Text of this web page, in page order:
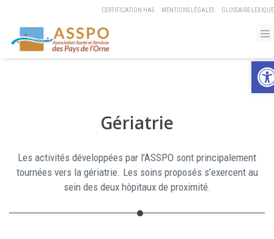
CERTIFICATION HAS MENTIONS LÉGALES GLOSSAIRE-LEXIQUE
Gériatrie
Les activités développées par l’ASSPO sont principalement
tournées vers la gériatrie. Les soins proposés s’exercent au
sein des deux hôpitaux de proximité.